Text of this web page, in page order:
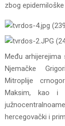
zbog
Među
Njemačke
Mitroplije
Maksim, kao i
hercegovački i